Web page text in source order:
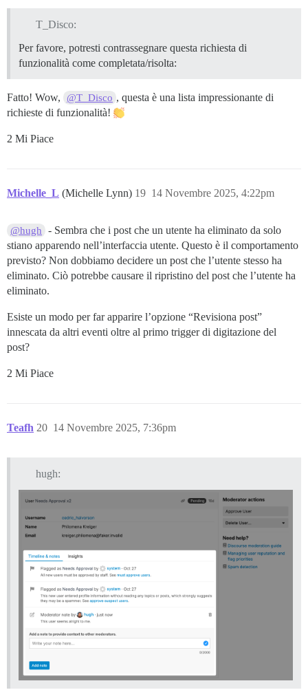
T_Disco:
Per favore, potresti contrassegnare questa richiesta di
funzionalità come completata/risolta:
Fatto! Wow, @T_Disco , questa è una lista impressionante di
richieste di funzionalità!
2 Mi Piace
Michelle_L (Michelle Lynn) 14 Novembre 2025, 4:22pm
19
@hugh
- Sembra che i post che un utente ha eliminato da solo
stiano apparendo nell’interfaccia utente. Questo è il comportamento
previsto? Non dobbiamo decidere un post che l’utente stesso ha
eliminato. Ciò potrebbe causare il ripristino del post che l’utente ha
eliminato.
Esiste un modo per far apparire l’opzione “Revisiona post”
innescata da altri eventi oltre al primo trigger di digitazione del
post?
2 Mi Piace
Teafh 14 Novembre 2025, 7:36pm
20
hugh: